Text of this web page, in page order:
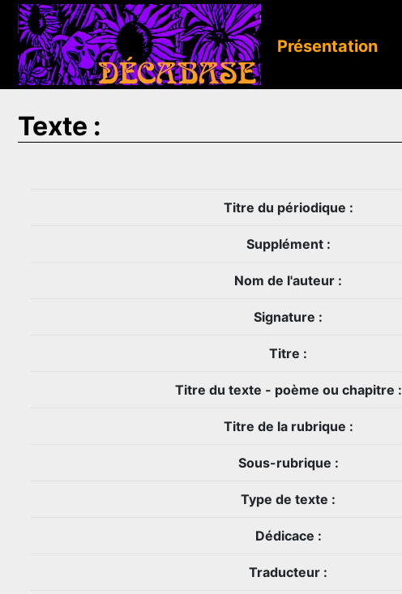
Présentation
Texte :
Titre du périodique :
Supplément :
Nom de l'auteur :
Signature :
Titre :
Titre du texte - poème ou chapitre :
Titre de la rubrique :
Sous-rubrique :
Type de texte :
Dédicace :
Traducteur :